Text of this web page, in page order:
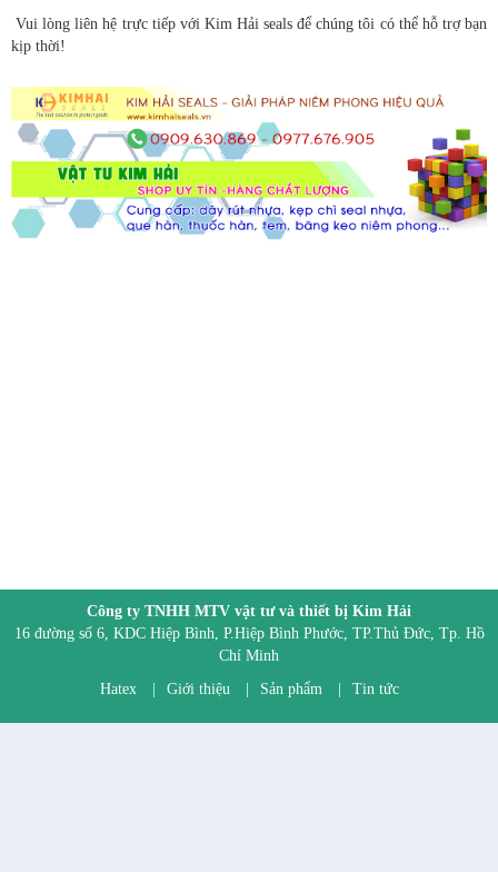
Vui lòng liên hệ trực tiếp với Kim Hải seals để chúng tôi có thể hỗ trợ bạn
kịp thời!
Công ty TNHH MTV vật tư và thiết bị Kim Hải
16 đường số 6, KDC Hiệp Bình, P.Hiệp Bình Phước, TP.Thủ Đức, Tp. Hồ
Chí Minh
Hatex
| Giới thiệu | Sản phẩm | Tin tức